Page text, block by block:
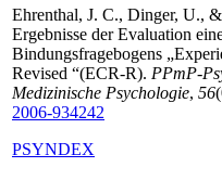
Ehrenthal, J. C., Dinger, U.,
Ergebnisse der Evaluation
Bindungsfragebogens
Revised “(ECR-R). PPmP-
Medizinische Psychologie, 56
2006-934242
PSYNDEX